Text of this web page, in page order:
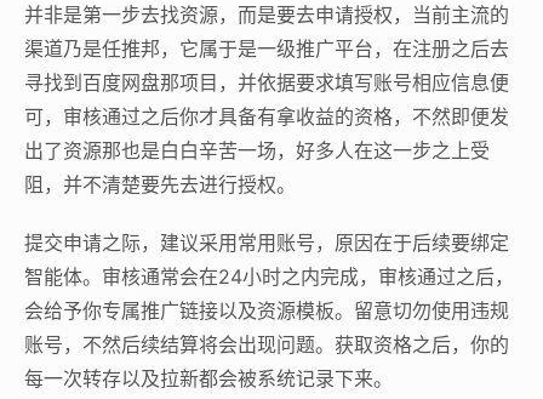
并非是第一步去找资源，而是要去申请授权，当前主流的
渠道乃是任推邦，它属于是一级推广平台，在注册之后去
寻找到百度网盘那项目，并依据要求填写账号相应信息便
可，审核通过之后你才具备有拿收益的资格，不然即便发
出了资源那也是白白辛苦一场，好多人在这一步之上受
阻，并不清楚要先去进行授权。
提交申请之际，建议采用常用账号，原因在于后续要绑定
智能体。审核通常会在24小时之内完成，审核通过之后，
会给予你专属推广链接以及资源模板。留意切勿使用违规
账号，不然后续结算将会出现问题。获取资格之后，你的
每一次转存以及拉新都会被系统记录下来。